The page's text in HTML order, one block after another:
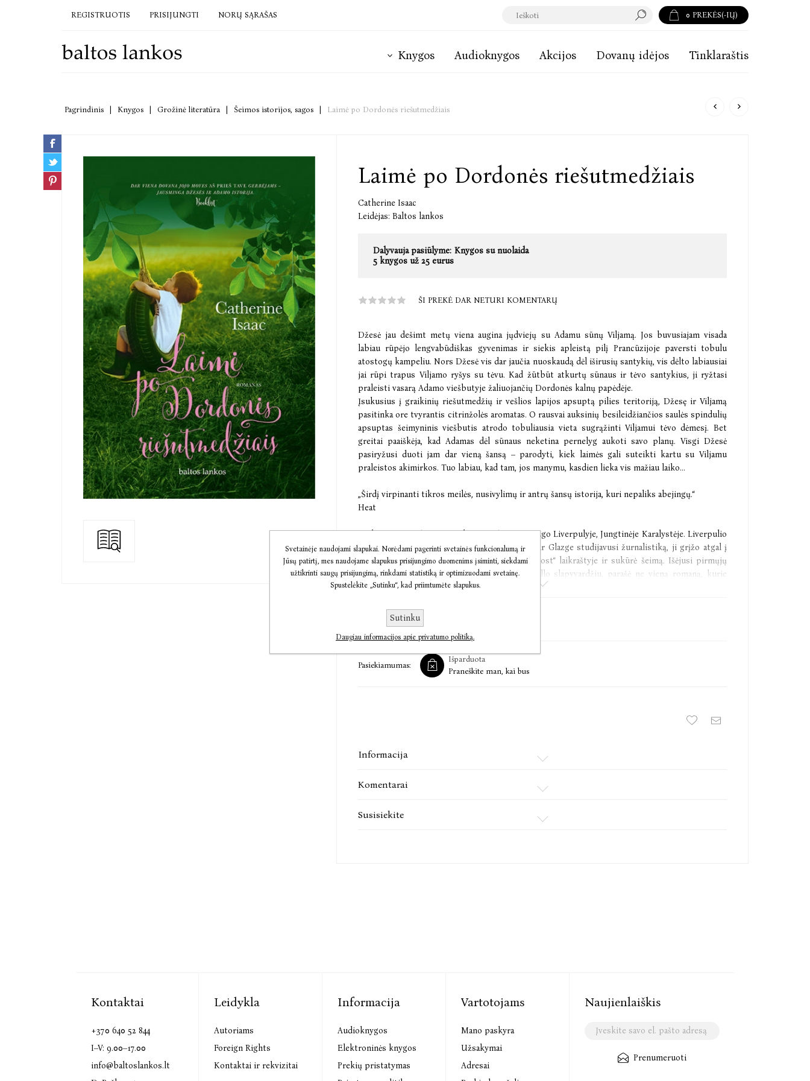
REGISTRUOTIS PRISIJUNGTI NORŲ SĄRAŠAS 0 PREKĖS(-IŲ)
Knygos Audioknygos Akcijos Dovanų idėjos Tinklaraštis
Pagrindinis Knygos Grožinė literatūra Šeimos istorijos, sagos Laimė po Dordonės riešutmedžiais
Laimė po Dordonės riešutmedžiais
Catherine Isaac
Leidėjas: Baltos lankos
Dalyvauja pasiūlyme: Knygos su nuolaida
5 knygos už 25 eurus
ŠI PREKĖ DAR NETURI KOMENTARŲ
Džesė jau dešimt metų viena augina jųdviejų su Adamu sūnų Viljamą. Jos buvusiajam visada
labiau rūpėjo lengvabūdiškas gyvenimas ir siekis apleistą pilį Prancūzijoje paversti tobulu
atostogų kampeliu. Nors Džesė vis dar jaučia nuoskaudą dėl iširusių santykių, vis dėlto labiausiai
jai rūpi trapus Viljamo ryšys su tėvu. Kad žūtbūt atkurtų sūnaus ir tėvo santykius, ji ryžtasi
praleisti vasarą Adamo viešbutyje žaliuojančių Dordonės kalnų papėdėje.
Įsukusius į graikinių riešutmedžių ir vešlios lapijos apsuptą pilies teritoriją, Džesę ir Viljamą
pasitinka ore tvyrantis citrinžolės aromatas. O rausvai auksinių besileidžiančios saulės spindulių
apsuptas šeimyninis viešbutis atrodo tobuliausia vieta sugrąžinti Viljamui tėvo dėmesį. Bet
greitai paaiškėja, kad Adamas dėl sūnaus neketina pernelyg aukoti savo planų. Visgi Džesė
pasiryžusi duoti jam dar vieną šansą – parodyti, kiek laimės gali suteikti kartu su Viljamu
praleistos akimirkos. Tuo labiau, kad tam, jos manymu, kasdien lieka vis mažiau laiko...
„Širdį virpinanti tikros meilės, nusivylimų ir antrų šansų istorija, kuri nepaliks abejingų.“
Heat
Catherine Isaac (Katrin Izaak, g. 1974) gimė ir augo Liverpulyje, Jungtinėje Karalystėje. Liverpulio
universitete įgijusi istorijos bakalauro laipsnį ir Glazge studijavusi žurnalistiką, ji grįžo atgal į
savo miestą, kur įsidarbino „Liverpool Daily Post“ laikraštyje ir sukūrė šeimą. Išėjusi pirmųjų
motinystės atostogų, prisidengusi Jane Costello slapyvardžiu, parašė ne vieną romaną, kurie
tapo „Sunday Times“ bestseleriais. Vis dėlto „Laimė po Dordonės riešutmedžiais“ yra pirmoji
€10,01
Pasiekiamumas:
Išparduota
Praneškite man, kai bus
Informacija
Komentarai
Susisiekite
Kontaktai
+370 640 52 844
I–V: 9.00–17.00
info@baltoslankos.lt
Leidykla
Autoriams
Foreign Rights
Kontaktai ir rekvizitai
Informacija
Audioknygos
Elektroninės knygos
Prekių pristatymas
Vartotojams
Mano paskyra
Užsakymai
Adresai
Naujienlaiškis
Prenumeruoti
Svetainėje naudojami slapukai. Norėdami pagerinti svetainės funkcionalumą ir
Jūsų patirtį, mes naudojame slapukus prisijungimo duomenims įsiminti, siekdami
užtikrinti saugų prisijungimą, rinkdami statistiką ir optimizuodami svetainę.
Spustelėkite „Sutinku“, kad priimtumėte slapukus.
Sutinku
Daugiau informacijos apie privatumo politiką.